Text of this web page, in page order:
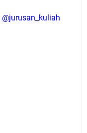
@jurusan_kuliah